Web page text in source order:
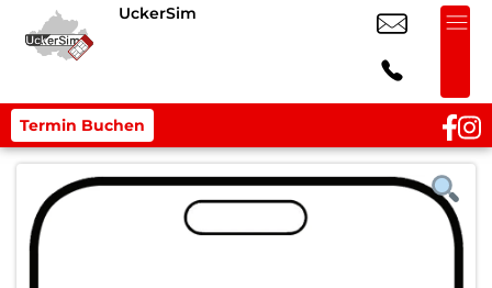
UckerSim
Termin Buchen